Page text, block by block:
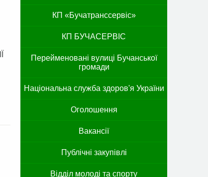
КП «Бучатранссервіс»
КП БУЧАСЕРВІС
Перейменовані вулиці Бучанської
громади
Національна служба здоров'я України
Оголошення
Вакансії
Публічні закупівлі
Відділ молоді та спорту